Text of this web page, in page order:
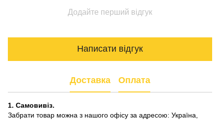
Додайте перший відгук
Написати відгук
Доставка Оплата
1. Самовивіз.
Забрати товар можна з нашого офісу за адресою: Україна,